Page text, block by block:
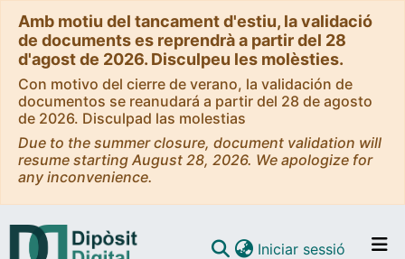
Amb motiu del tancament d'estiu, la validació
de documents es reprendrà a partir del 28
d'agost de 2026. Disculpeu les molèsties.
Con motivo del cierre de verano, la validación de
documentos se reanudará a partir del 28 de agosto
de 2026. Disculpad las molestias
Due to the summer closure, document validation will
resume starting August 28, 2026. We apologize for
any inconvenience.
Iniciar sessió (current)